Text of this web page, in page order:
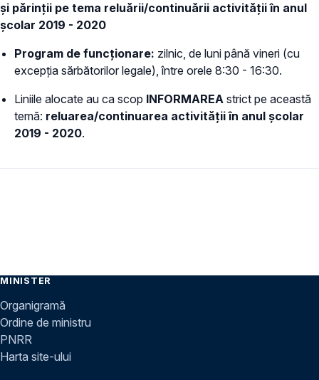
și părinții pe tema reluării/continuării activității în anul
școlar 2019 - 2020
Program de funcționare: zilnic, de luni până vineri (cu
excepția sărbătorilor legale), între orele 8:30 - 16:30.
Liniile alocate au ca scop INFORMAREA strict pe această
temă: reluarea/continuarea activității în anul școlar
2019 - 2020.
MINISTER
Organigramă
Ordine de ministru
PNRR
Harta site-ului